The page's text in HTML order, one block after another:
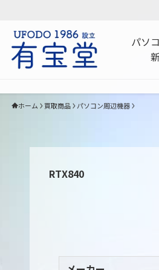
パソ
ホーム 買取商品 パソコン周辺機器
RTX840